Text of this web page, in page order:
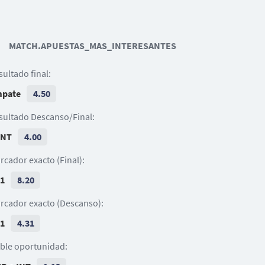
Mattia Viti
93 8
11
13
MATCH.APUESTAS_MAS_INTERESANTES
final:
4.50
Descanso/Final:
4.00
exacto (Final):
8.20
exacto (Descanso):
4.31
oportunidad: